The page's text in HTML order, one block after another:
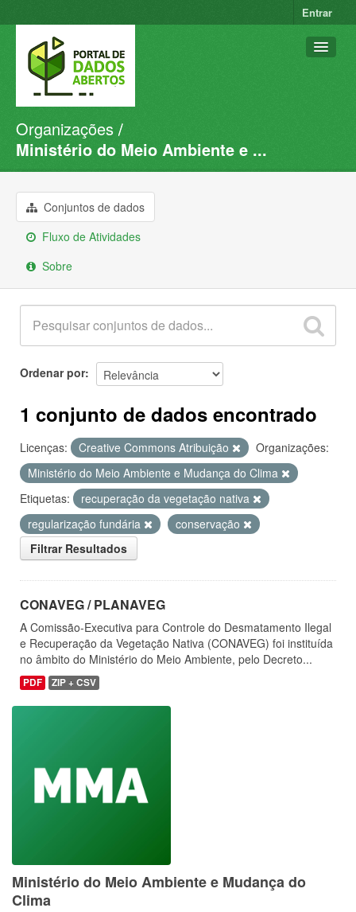
Entrar
Conjuntos de dados
Organizações
Sobre
Organizações
Ministério do Meio Ambiente e ...
Conjuntos de dados
Fluxo de Atividades
Sobre
Ordenar por
1 conjunto de dados encontrado
Licenças: Creative Commons Atribuição
Organizações:
Ministério do Meio Ambiente e Mudança do Clima
Etiquetas:
recuperação da vegetação nativa
regularização fundária
conservação
Filtrar Resultados
CONAVEG / PLANAVEG
A Comissão-Executiva para Controle do Desmatamento Ilegal
e Recuperação da Vegetação Nativa (CONAVEG) foi instituída
no âmbito do Ministério do Meio Ambiente, pelo Decreto...
PDF ZIP + CSV
Ministério do Meio Ambiente e Mudança do
Clima